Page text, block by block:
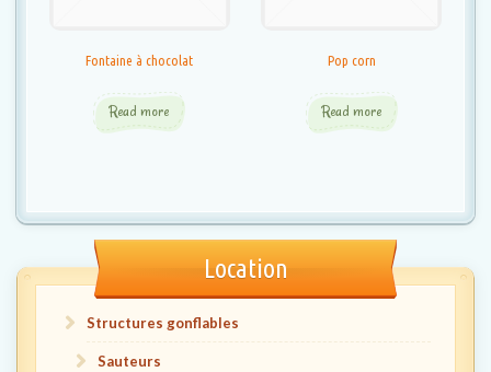
Fontaine à chocolat
Read more
Pop corn
Read more
Location
Structures gonflables
Sauteurs